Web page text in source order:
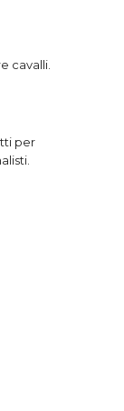
cavalli.
per